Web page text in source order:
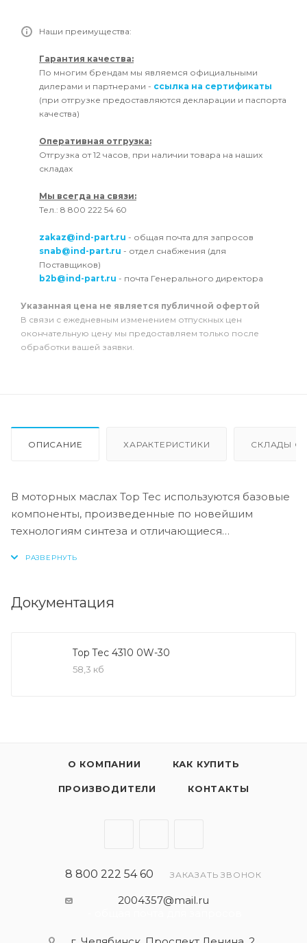
Наши преимущества:
Гарантия качества:
По многим брендам мы являемся официальными
дилерами и партнерами - ссылка на сертификаты
(при отгрузке предоставляются декларации и паспорта
качества)
Оперативная отгрузка:
Отгрузка от 12 часов, при наличии товара на наших
складах
Мы всегда на связи:
Тел.: 8 800 222 54 60
zakaz@ind-part.ru - общая почта для запросов
snab@ind-part.ru - отдел снабжения (для
Поставщиков)
b2b@ind-part.ru - почта Генерального директора
Указанная цена не является публичной офертой
В связи с ежедневным изменением отпускных цен
окончательную цену мы предоставляем только после
обработки вашей заявки.
ОПИСАНИЕ ХАРАКТЕРИСТИКИ СКЛАДЫ
В моторных маслах Top Tec используются базовые
компоненты, произведенные по новейшим
технологиям синтеза и отличающиеся
фосфора и хлора, что обеспечивает
выбросы вредных веществ.
при низких температурах
- Высокая защита двигателя от износа
позволяет обеспечить высокую надежность
службы современных дорогостоящих
Документация
Top Tec 4310 0W-30
58,3 кб
О КОМПАНИИ КАК КУПИТЬ
ПРОИЗВОДИТЕЛИ КОНТАКТЫ
8 800 222 54 60 ЗАКАЗАТЬ ЗВОНОК
2004357@mail.ru